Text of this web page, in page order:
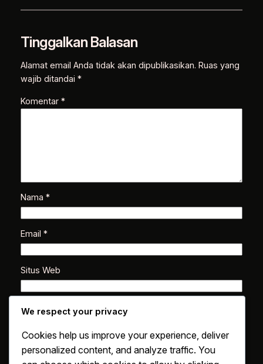
Tinggalkan Balasan
Alamat email Anda tidak akan dipublikasikan. Ruas yang
wajib ditandai *
Komentar *
Nama *
Email *
Situs Web
Simpan nama, email, dan situs web saya pada
We respect your privacy
Cookies help us improve your experience, deliver
personalized content, and analyze traffic. You